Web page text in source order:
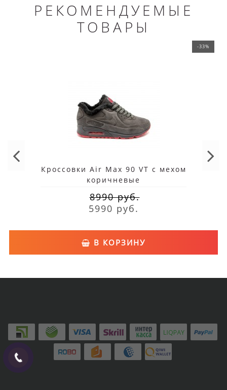
РЕКОМЕНДУЕМЫЕ
ТОВАРЫ
-33%
Кроссовки Air Max 90 VT с мехом
коричневые
8990 руб.
5990 руб.
В КОРЗИНУ